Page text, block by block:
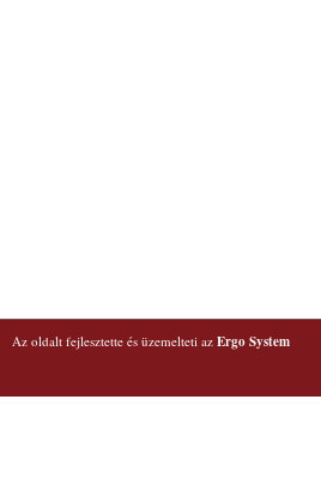
Az oldalt fejlesztette és üzemelteti az Ergo System